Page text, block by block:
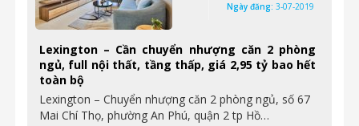
Lexington – Cần chuyển nhượng căn 2 phòng
ngủ, full nội thất, tầng thấp, giá 2,95 tỷ bao hết
toàn bộ
Lexington – Chuyển nhượng căn 2 phòng ngủ, số 67
Mai Chí Thọ, phường An Phú, quận 2 tp Hồ…
Ngày đăng: 3-07-2019